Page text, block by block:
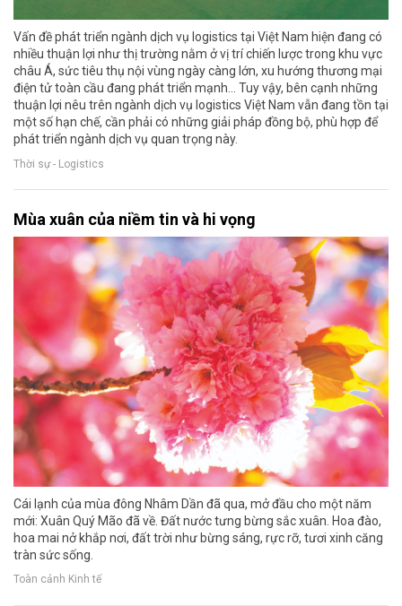
Vấn đề phát triển ngành dịch vụ logistics tại Việt Nam hiện đang có
nhiều thuận lợi như thị trường nằm ở vị trí chiến lược trong khu vực
châu Á, sức tiêu thụ nội vùng ngày càng lớn, xu hướng thương mại
điện tử toàn cầu đang phát triển mạnh... Tuy vậy, bên cạnh những
thuận lợi nêu trên ngành dịch vụ logistics Việt Nam vẫn đang tồn tại
một số hạn chế, cần phải có những giải pháp đồng bộ, phù hợp để
phát triển ngành dịch vụ quan trọng này.
Thời sự - Logistics
Mùa xuân của niềm tin và hi vọng
Cái lạnh của mùa đông Nhâm Dần đã qua, mở đầu cho một năm
mới: Xuân Quý Mão đã về. Đất nước tưng bừng sắc xuân. Hoa đào,
hoa mai nở khắp nơi, đất trời như bừng sáng, rực rỡ, tươi xinh căng
tràn sức sống.
Toàn cảnh Kinh tế